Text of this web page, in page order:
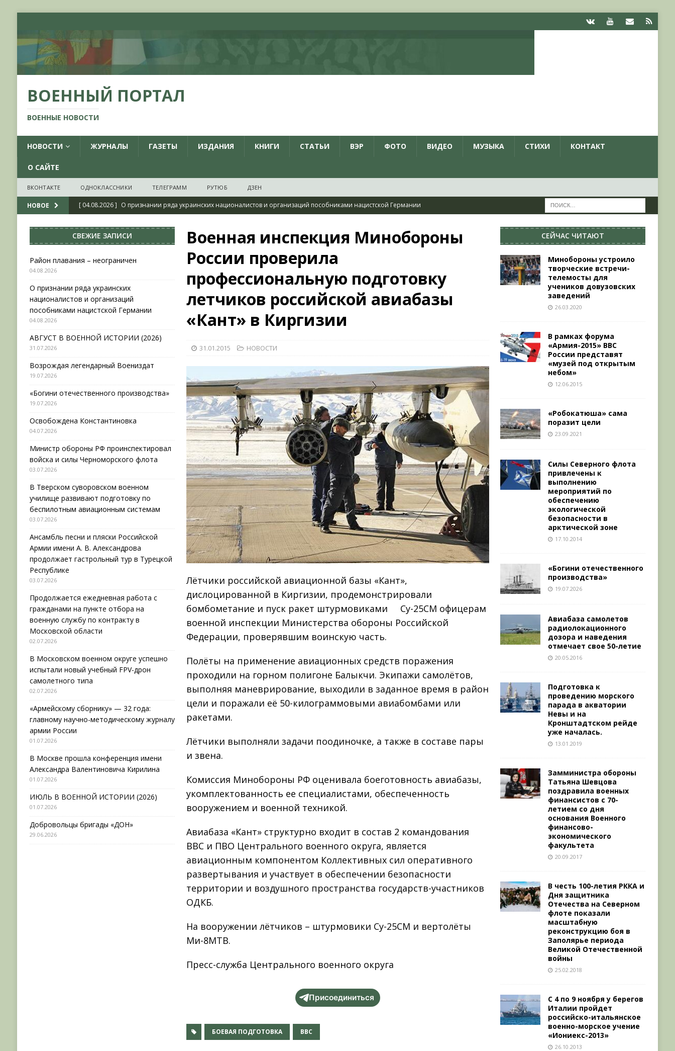
ВОЕННЫЙ ПОРТАЛ
ВОЕННЫЕ НОВОСТИ
НОВОСТИ ЖУРНАЛЫ ГАЗЕТЫ ИЗДАНИЯ КНИГИ СТАТЬИ ВЭР ФОТО ВИДЕО МУЗЫКА СТИХИ КОНТАКТ
О САЙТЕ
ВКОНТАКТЕ ОДНОКЛАССНИКИ ТЕЛЕГРАММ РУТЮБ ДЗЕН
НОВОЕ [ 04.08.2026 ] О признании ряда украинских националистов и организаций пособниками нацистской Германии
[ 31.07.2026 ] АВГУСТ В ВОЕННОЙ ИСТОРИИ (2026)
ВОЕННО-ИСТОРИЧЕСКИЙ ЖУРНАЛ
Возрождая легендарный Воениздат
НОВОСТИ
«Богини отечественного производства»
[ 04.08.2026 ] Район плавания – неограничен
Военная инспекция Минобороны
России проверила
профессиональную подготовку
летчиков российской авиабазы
«Кант» в Киргизии
31.01.2015 НОВОСТИ
Лётчики российской авиационной базы «Кант»,
дислоцированной в Киргизии, продемонстрировали
бомбометание и пуск ракет штурмовиками Су-25СМ офицерам
военной инспекции Министерства обороны Российской
Федерации, проверявшим воинскую часть.
Полёты на применение авиационных средств поражения
проходили на горном полигоне Балыкчи. Экипажи самолётов,
выполняя маневрирование, выходили в заданное время в район
цели и поражали её 50-килограммовыми авиабомбами или
ракетами.
Лётчики выполняли задачи поодиночке, а также в составе пары
и звена.
Комиссия Минобороны РФ оценивала боеготовность авиабазы,
укомплектованность ее специалистами, обеспеченность
вооружением и военной техникой.
Авиабаза «Кант» структурно входит в состав 2 командования
ВВС и ПВО Центрального военного округа, является
авиационным компонентом Коллективных сил оперативного
развертывания и участвует в обеспечении безопасности
территории и воздушного пространства государств-участников
ОДКБ.
На вооружении лётчиков – штурмовики Су-25СМ и вертолёты
Ми-8МТВ.
Пресс-служба Центрального военного округа
Присоединиться
БОЕВАЯ ПОДГОТОВКА ВВС
СВЕЖИЕ ЗАПИСИ
Район плавания – неограничен
04.08.2026
О признании ряда украинских
националистов и организаций
пособниками нацистской Германии
04.08.2026
АВГУСТ В ВОЕННОЙ ИСТОРИИ (2026)
31.07.2026
Возрождая легендарный Воениздат
19.07.2026
«Богини отечественного производства»
19.07.2026
Освобождена Константиновка
04.07.2026
Министр обороны РФ проинспектировал
войска и силы Черноморского флота
03.07.2026
В Тверском суворовском военном
училище развивают подготовку по
беспилотным авиационным системам
03.07.2026
Ансамбль песни и пляски Российской
Армии имени А. В. Александрова
продолжает гастрольный тур в Турецкой
Республике
03.07.2026
Продолжается ежедневная работа с
гражданами на пункте отбора на
военную службу по контракту в
Московской области
02.07.2026
В Московском военном округе успешно
испытали новый учебный FPV-дрон
самолетного типа
02.07.2026
«Армейскому сборнику» — 32 года:
главному научно-методическому журналу
армии России
01.07.2026
В Москве прошла конференция имени
Александра Валентиновича Кирилина
01.07.2026
ИЮЛЬ В ВОЕННОЙ ИСТОРИИ (2026)
01.07.2026
Добровольцы бригады «ДОН»
29.06.2026
СЕЙЧАС ЧИТАЮТ
Минобороны устроило
творческие встречи-
телемосты для
учеников довузовских
заведений
26.03.2020
В рамках форума
«Армия-2015» ВВС
России представят
«музей под открытым
небом»
12.06.2015
«Робокатюша» сама
поразит цели
23.09.2021
Силы Северного флота
привлечены к
выполнению
мероприятий по
обеспечению
экологической
безопасности в
арктической зоне
17.10.2014
«Богини отечественного
производства»
19.07.2026
Авиабаза самолетов
радиолокационного
дозора и наведения
отмечает свое 50-летие
20.05.2016
Подготовка к
проведению морского
парада в акватории
Невы и на
Кронштадтском рейде
уже началась.
13.01.2019
Замминистра обороны
Татьяна Шевцова
поздравила военных
финансистов с 70-
летием со дня
основания Военного
финансово-
экономического
факультета
20.09.2017
В честь 100-летия РККА и
Дня защитника
Отечества на Северном
флоте показали
масштабную
реконструкцию боя в
Заполярье периода
Великой Отечественной
войны
25.02.2018
С 4 по 9 ноября у берегов
Италии пройдет
российско-итальянское
военно-морское учение
«Иониекс-2013»
26.10.2013